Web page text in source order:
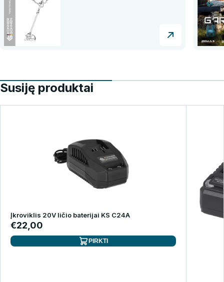
Susiję produktai
Įkroviklis 20V ličio baterijai KS C24A
€22,00
PIRKTI